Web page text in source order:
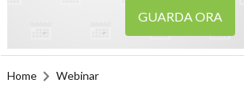
GUARDA ORA
Home Webinar